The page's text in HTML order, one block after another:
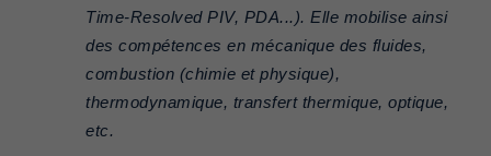
Time-Resolved PIV, PDA...). Elle mobilise ainsi
des compétences en mécanique des fluides,
combustion (chimie et physique),
thermodynamique, transfert thermique, optique,
etc.